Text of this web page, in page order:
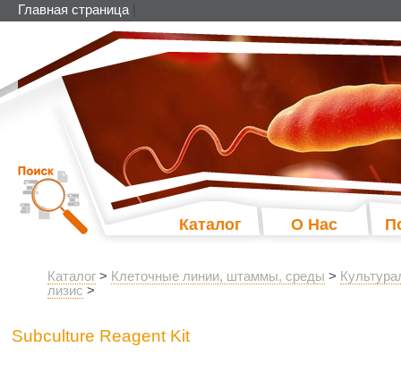
Главная страница
Каталог О Нас
Каталог > Клеточные линии, штаммы, среды >
лизис >
Subculture Reagent Kit